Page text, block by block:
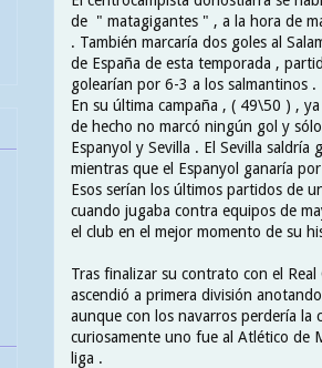
de " matagigantes " , a la hora de
. También marcaría dos goles al
de España de esta temporada ,
golearían por 6-3 a los salmantinos .
En su última campaña , ( 49\50 ) ,
de hecho no marcó ningún gol y
Espanyol y Sevilla . El Sevilla
mientras que el Espanyol ganaría
Esos serían los últimos partidos de
cuando jugaba contra equipos de
el club en el mejor momento de su
Tras finalizar su contrato con el
ascendió a primera división
aunque con los navarros perdería la
curiosamente uno fue al Atlético de
liga .